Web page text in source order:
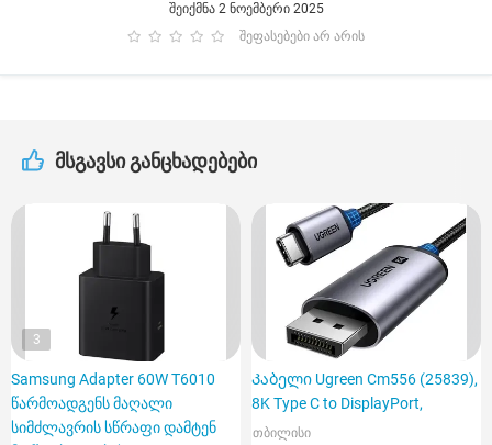
შეიქმნა 2 ნოემბერი 2025
შეფასებები არ არის
მსგავსი განცხადებები
3
Samsung Adapter 60W T6010
წარმოადგენს მაღალი
სიმძლავრის სწრაფი დამტენ
Კაბელი Ugreen Cm556 (25839),
8K Type C to DisplayPort,
თბილისი